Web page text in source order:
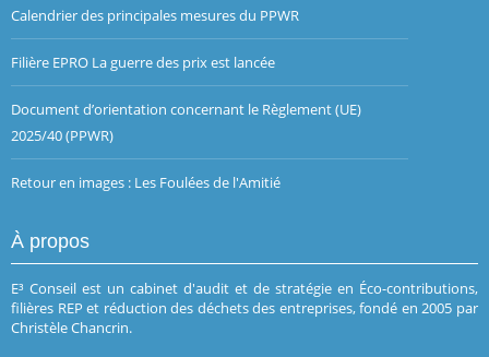
Calendrier des principales mesures du PPWR
Filière EPRO La guerre des prix est lancée
Document d’orientation concernant le Règlement (UE)
2025/40 (PPWR)
Retour en images : Les Foulées de l'Amitié
À propos
E³ Conseil est un cabinet d'audit et de stratégie en Éco-contributions,
filières REP et réduction des déchets des entreprises, fondé en 2005 par
Christèle Chancrin.